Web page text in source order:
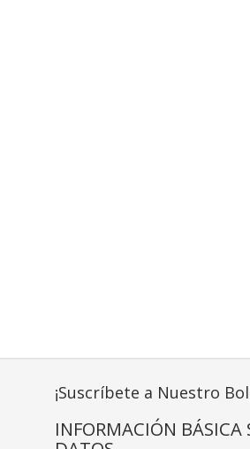
¡Suscríbete a Nuestro
INFORMACIÓN BÁSICA